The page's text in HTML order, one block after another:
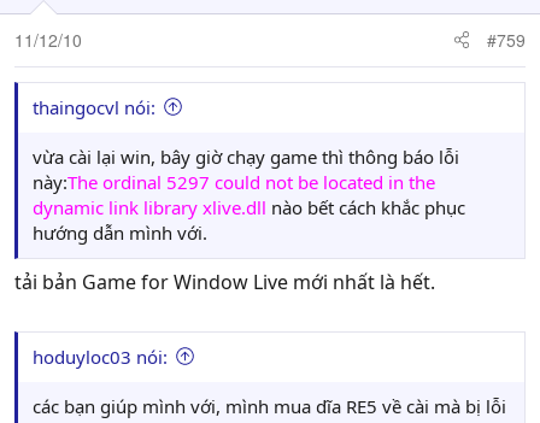
11/12/10 #759
thaingocvl nói:
vừa cài lại win, bây giờ chạy game thì thông báo lỗi
này:The ordinal 5297 could not be located in the
dynamic link library xlive.dll nào bết cách khắc phục
hướng dẫn mình với.
tải bản Game for Window Live mới nhất là hết.
hoduyloc03 nói:
các bạn giúp mình với, mình mua dĩa RE5 về cài mà bị lỗi